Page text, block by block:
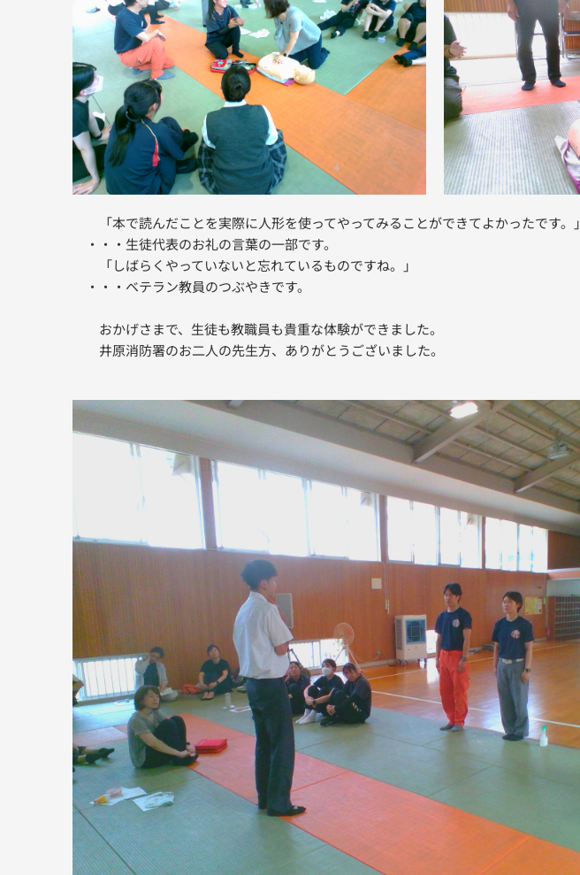
「本で読んだことを実際に人形を使ってやってみることができてよかったです。」
・・・生徒代表のお礼の言葉の一部です。
「しばらくやっていないと忘れているものですね。」
・・・ベテラン教員のつぶやきです。
おかげさまで、生徒も教職員も貴重な体験ができました。
井原消防署のお二人の先生方、ありがとうございました。